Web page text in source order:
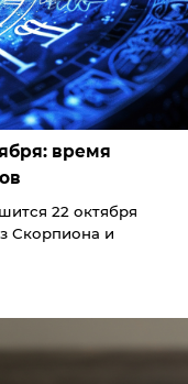
время
22 октября
Скорпиона и